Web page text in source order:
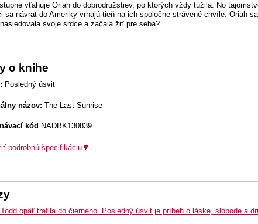
vťahuje Oriah do dobrodružstiev, po ktorých vždy túžila. No
sa návrat do Ameriky vrhajú tieň na ich spoločne strávené chvíle. Oriah
svoje srdce a začala žiť pre seba?
o knihe
Posledný úsvit
názov: The Last Sunrise
kód NADBK130839
podrobnú špecifikáciu
opäť trafila do čierneho. Posledný úsvit je príbeh o láske, slobode a